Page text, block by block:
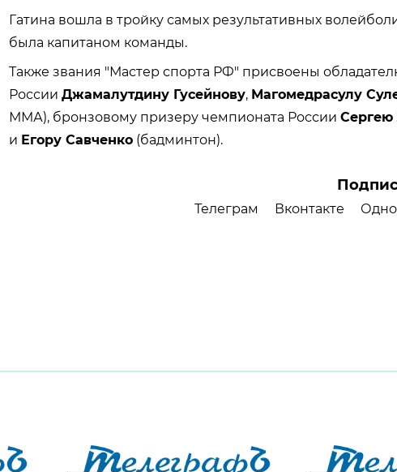
Гатина вошла в тройку самых результативных
была капитаном команды.
Также звания "Мастер спорта РФ" присвоены
России Джамалутдину Гусейнову, Магомедрасулу
ММА), бронзовому призеру чемпионата России Сергею
и Егору Савченко(бадминтон).
Телеграм Вконтакте